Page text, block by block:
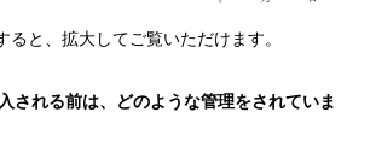
と、拡大してご覧いただけます。
される前は、どのような管理をされていま